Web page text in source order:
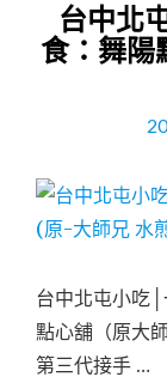
台中北
食：舞陽
台中北屯小吃
點心舖（原大
第三代接手 …